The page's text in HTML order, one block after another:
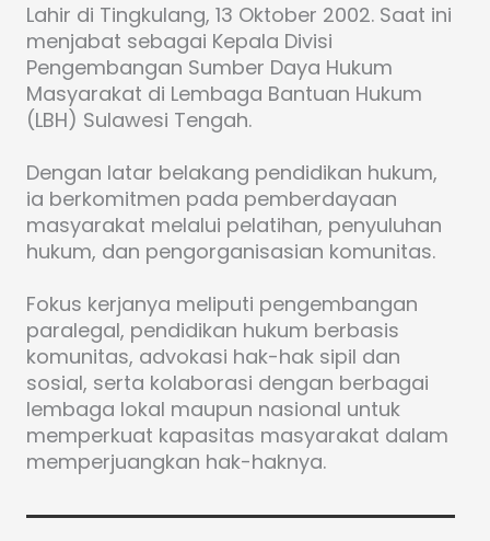
Lahir di Tingkulang, 13 Oktober 2002. Saat ini
menjabat sebagai Kepala Divisi
Pengembangan Sumber Daya Hukum
Masyarakat di Lembaga Bantuan Hukum
(LBH) Sulawesi Tengah.
Dengan latar belakang pendidikan hukum,
ia berkomitmen pada pemberdayaan
masyarakat melalui pelatihan, penyuluhan
hukum, dan pengorganisasian komunitas.
Fokus kerjanya meliputi pengembangan
paralegal, pendidikan hukum berbasis
komunitas, advokasi hak-hak sipil dan
sosial, serta kolaborasi dengan berbagai
lembaga lokal maupun nasional untuk
memperkuat kapasitas masyarakat dalam
memperjuangkan hak-haknya.